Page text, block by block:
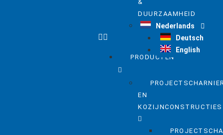
&
DUURZAAMHEID
CARRIERE
PRODUCTEN
EN
KOZIJNCONSTRUCTIES
Nederlands
Deutsch
English